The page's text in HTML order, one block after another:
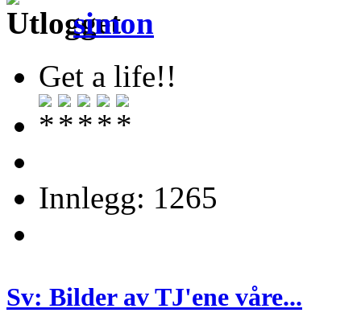
simon
Get a life!!
Innlegg: 1265
Sv: Bilder av TJ'ene våre...